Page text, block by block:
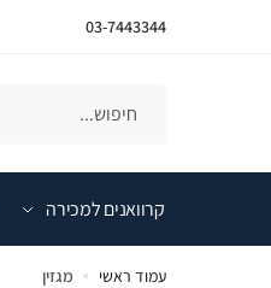
03-7443344
קרוואנים למכירה
עמוד ראשי » מגזין